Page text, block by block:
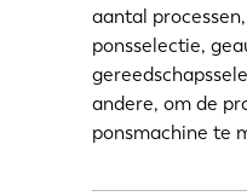
aantal
ponsselectie,
andere, om de
ponsmachine te